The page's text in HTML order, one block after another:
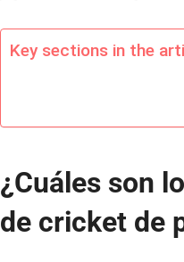
Key sections in the
¿Cuáles son
de cricket de